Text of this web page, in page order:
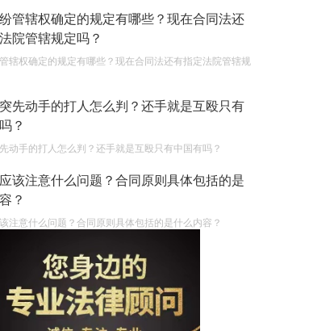
管辖权确定的规定有哪些？现在合同法还
院管辖规定吗？
辖权确定的规定有哪些？现在合同法还有指定法院管辖规
先动手的打人怎么判？还手就是互殴只有
？
动手的打人怎么判？还手就是互殴只有中国有吗？
该注意什么问题？合同原则具体包括的是
？
注意什么问题？合同原则具体包括的是什么内容？